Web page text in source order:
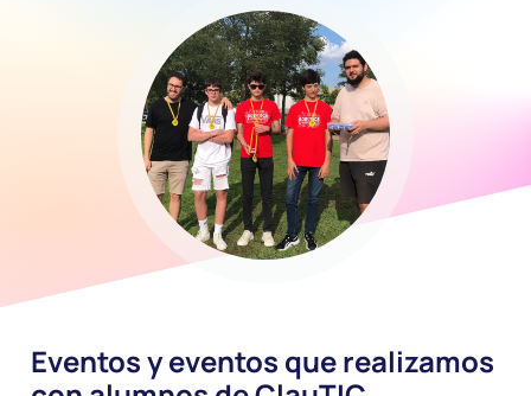
Eventos y eventos que realizamos